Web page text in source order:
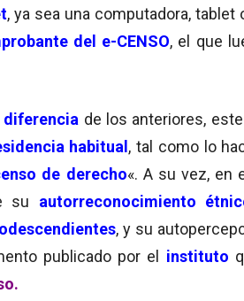
, ya sea una computadora,
del e-CENSO, el que
diferencia de los anteriores, este
habitual, tal como lo
de derecho«. A su vez, en
su
autorreconocimiento
, y su
publicado por el instituto